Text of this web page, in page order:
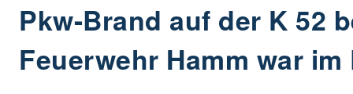
Pkw-Brand auf der K 52
Feuerwehr Hamm war